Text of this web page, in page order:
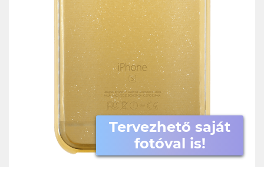
Tervezhető saját
fotóval is!